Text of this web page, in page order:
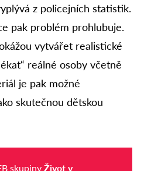
z policejních statistik.
pak problém prohlubuje.
vytvářet realistické
reálné osoby včetně
je pak možné
skutečnou dětskou
skupiny Život v